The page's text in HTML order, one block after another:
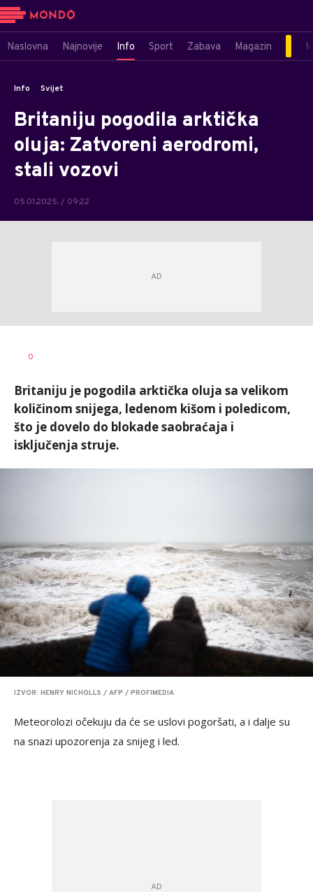
Naslovna Najnovije Info Sport Zabava Magazin
Info Svijet
Britaniju pogodila arktička
oluja: Zatvoreni aerodromi,
stali vozovi
05.01.2025. / 09:22
AUTOR
0
Britaniju je pogodila arktička oluja sa velikom
količinom snijega, ledenom kišom i poledicom,
što je dovelo do blokade saobraćaja i
isključenja struje.
IZVOR: HENRY NICHOLLS / AFP / PROFIMEDIA
Meteorolozi očekuju da će se uslovi pogoršati, a i dalje su
na snazi upozorenja za snijeg i led.